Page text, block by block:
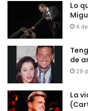
Lo
4
de
29
La